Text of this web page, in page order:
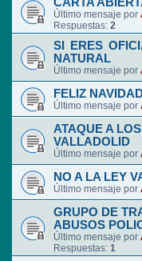
CARTA
Último mensaje por
Respuestas: 2
SI ERES
NATURAL
Último mensaje por
FELIZ
Último mensaje por
ATAQUE A
VALLADOLID
Último mensaje por
NO A LA LEY
Último mensaje por
GRUPO DE
ABUSOS
Último mensaje por
Respuestas: 1